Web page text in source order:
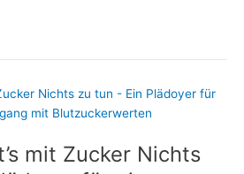
mit Zucker Nichts